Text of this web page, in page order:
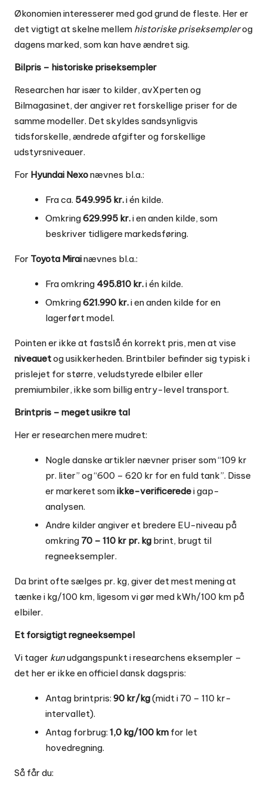
Økonomien interesserer med god grund de fleste. Her er
det vigtigt at skelne mellem historiske priseksemplerog
dagens marked, som kan have ændret sig.
Bilpris – historiske priseksempler
Researchen har især to kilder, avXperten og
Bilmagasinet, der angiver ret forskellige priser for de
samme modeller. Det skyldes sandsynligvis
tidsforskelle, ændrede afgifter og forskellige
udstyrsniveauer.
For Hyundai Nexonævnes bl.a.:
Fra ca. 549.995 kr.i én kilde.
Omkring629.995 kr.i en anden kilde, som
beskriver tidligere markedsføring.
For Toyota Mirainævnes bl.a.:
Fra omkring 495.810 kr.i én kilde.
Omkring621.990 kr.i en anden kilde for en
lagerført model.
Pointen er ikke at fastslå én korrekt pris, men at vise
niveauetog usikkerheden. Brintbiler befinder sig typisk i
prislejet for større, veludstyrede elbiler eller
premiumbiler, ikke som billig entry-level transport.
Brintpris – meget usikre tal
Her er researchen mere mudret:
Nogle danske artikler nævner priser som “109 kr
pr. liter” og “600 – 620 kr for en fuld tank”. Disse
er markeret somikke-verificeredei gap-
analysen.
Andre kilder angiver et bredere EU-niveau på
omkring 70 – 110 kr pr. kg brint, brugt til
regneeksempler.
Da brint ofte sælges pr. kg, giver det mest mening at
tænke i kg/100 km, ligesom vi gør med kWh/100 km på
elbiler.
Et forsigtigt regneeksempel
Vi tager kunudgangspunkt i researchens eksempler –
det her er ikke en officiel dansk dagspris:
Antag brintpris: 90 kr/kg(midt i 70 – 110 kr-
intervallet).
Antag forbrug: 1,0 kg/100 km for let
hovedregning.
Så får du: